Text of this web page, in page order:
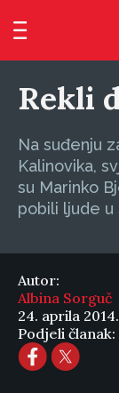
Rekli
Na suđenju
Kalinovika,
su Marinko
pobili ljude u
Autor:
Albina Sorguč
24. aprila
Podjeli članak: